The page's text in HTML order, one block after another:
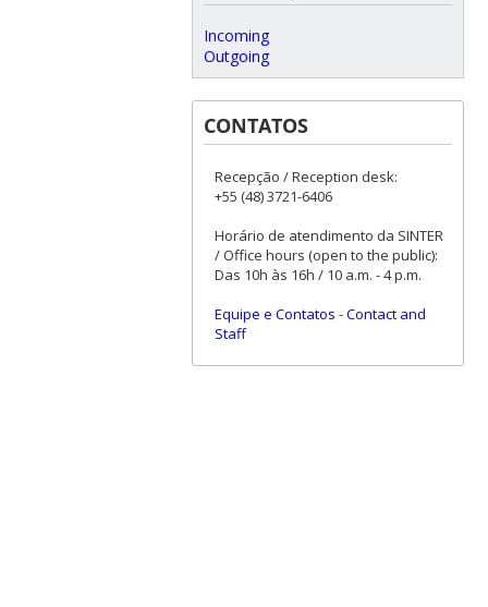
Incoming
Outgoing
CONTATOS
Recepção / Reception desk:
+55 (48) 3721-6406
Horário de atendimento da SINTER
/ Office hours (open to the public):
Das 10h às 16h / 10 a.m. - 4 p.m.
Equipe e Contatos -Contact and
Staff